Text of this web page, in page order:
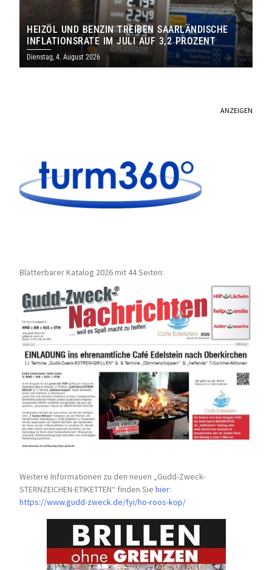
HEIZÖL UND BENZIN TREIBEN SAARLÄNDISCHE
INFLATIONSRATE IM JULI AUF 3,2 PROZENT
Dienstag, 4. August 2026
ANZEIGEN
Blätterbarer Katalog 2026 mit 44 Seiten:
Weitere Informationen zu den neuen „Gudd-Zweck-
STERNZEICHEN-ETIKETTEN“ finden Siehier:
https://www.gudd-zweck.de/fyi/ho-roos-kop/